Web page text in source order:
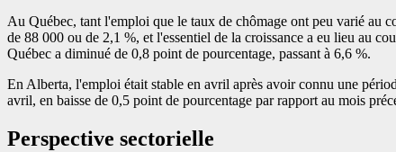
Au Québec, tant l'emploi que le taux de chômage ont peu varié au
de 88 000 ou de 2,1 %, et l'essentiel de la croissance a eu lieu au
Québec a diminué de 0,8 point de pourcentage, passant à 6,6 %.
En Alberta, l'emploi était stable en avril après avoir connu une
avril, en baisse de 0,5 point de pourcentage par rapport au mois
Perspective sectorielle